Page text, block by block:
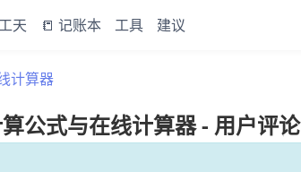
天 📒 记账本 工具 建议
计算器
公式与在线计算器 - 用户评论